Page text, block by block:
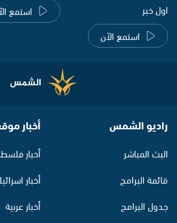
اول خبر
استمع الآن
استمع
راديو الشمس
البث المباشر
قائمة البرامج
جدول البرامج
أخبار
أخبار
أخبار
أخبار عربية